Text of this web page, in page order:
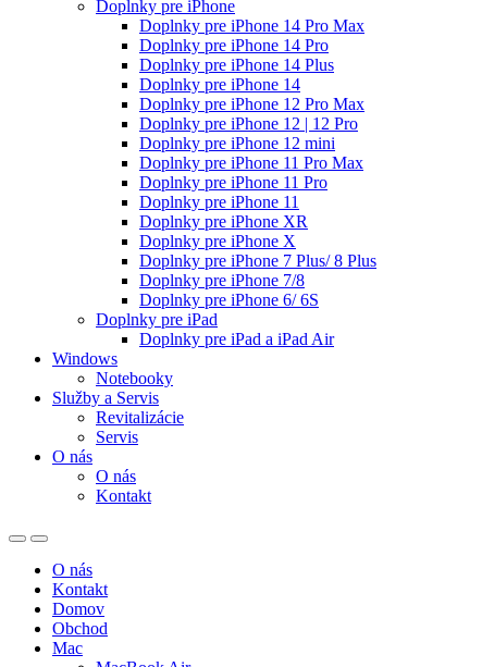
Doplnky pre iPhone
Doplnky pre iPhone 14 Pro Max
Doplnky pre iPhone 14 Pro
Doplnky pre iPhone 14 Plus
Doplnky pre iPhone 14
Doplnky pre iPhone 12 Pro Max
Doplnky pre iPhone 12 | 12 Pro
Doplnky pre iPhone 12 mini
Doplnky pre iPhone 11 Pro Max
Doplnky pre iPhone 11 Pro
Doplnky pre iPhone 11
Doplnky pre iPhone XR
Doplnky pre iPhone X
Doplnky pre iPhone 7 Plus/ 8 Plus
Doplnky pre iPhone 7/8
Doplnky pre iPhone 6/ 6S
Doplnky pre iPad
Doplnky pre iPad a iPad Air
Windows
Notebooky
Služby a Servis
Revitalizácie
Servis
O nás
O nás
Kontakt
O nás
Kontakt
Domov
Obchod
Mac